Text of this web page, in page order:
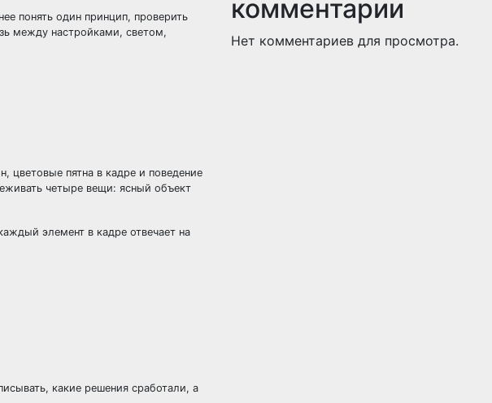
понять один принцип, проверить
между настройками, светом,
цветовые пятна в кадре и поведение
четыре вещи: ясный объект
элемент в кадре отвечает на
какие решения сработали, а
комментарии
Нет комментариев для просмотра.